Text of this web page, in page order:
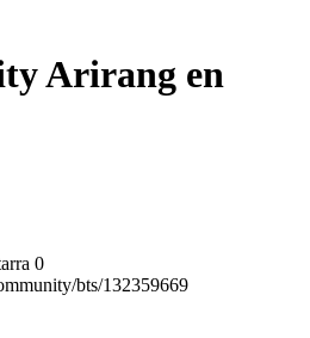
Arirang en
0
bts/132359669